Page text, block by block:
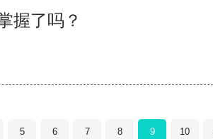
握了吗？
5 6 7 8 9 10